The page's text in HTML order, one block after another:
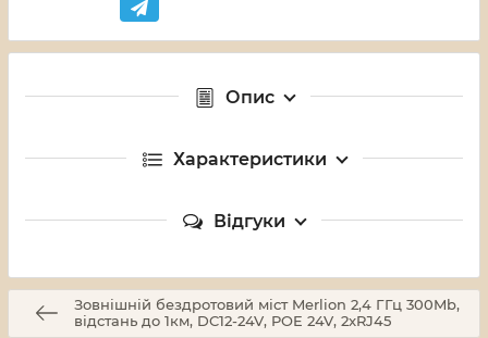
Опис
Характеристики
Відгуки
Зовнішній бездротовий міст Merlion 2,4 ГГц 300Mb,
відстань до 1км, DC12-24V, POE 24V, 2xRJ45